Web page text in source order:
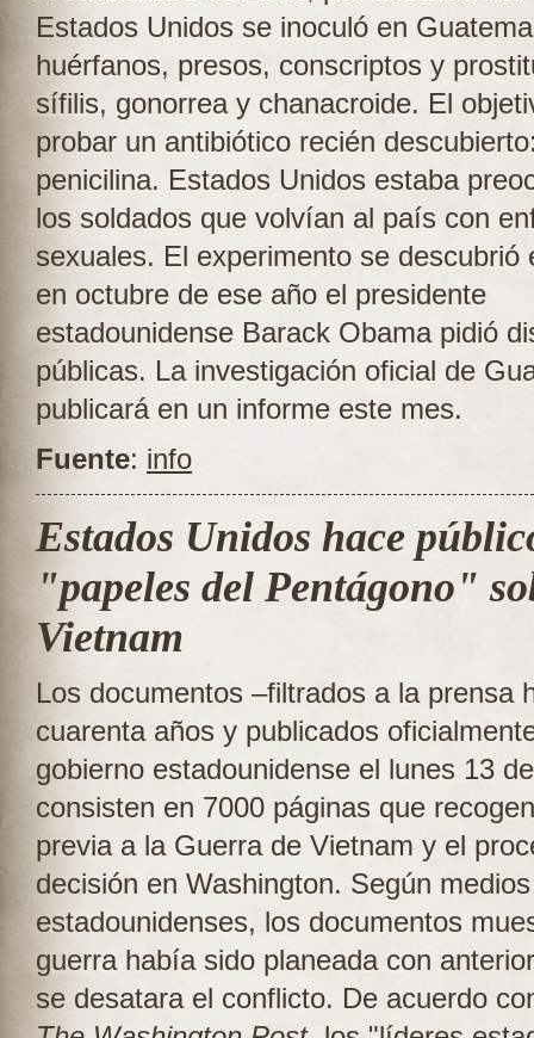
Estados Unidos se inoculó en
huérfanos, presos, conscriptos y
sífilis, gonorrea y chanacroide. El
probar un antibiótico recién
penicilina. Estados Unidos estaba
los soldados que volvían al país con
sexuales. El experimento se descubrió
en octubre de ese año el presidente
estadounidense Barack Obama pidió
públicas. La investigación oficial de
publicará en un informe este mes.
Fuente: info
Estados Unidos hace
"papeles del Pentágono"
Vietnam
Los documentos –filtrados a la prensa
cuarenta años y publicados
gobierno estadounidense el lunes 13
consisten en 7000 páginas que
previa a la Guerra de Vietnam y el
decisión en Washington. Según medios
estadounidenses, los documentos
guerra había sido planeada con
se desatara el conflicto. De acuerdo